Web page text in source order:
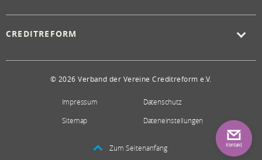
CREDITREFORM
© 2026 Verband der Vereine Creditreform e.V.
Impressum
Datenschutz
Sitemap
Dateneinstellungen
Zum Seitenanfang Kontakt